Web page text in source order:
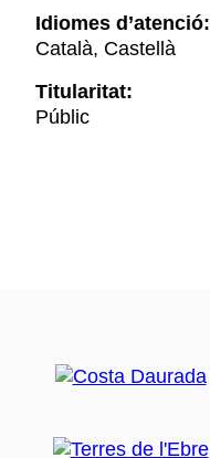
Idiomes d’atenció:
Català, Castellà
Titularitat:
Públic